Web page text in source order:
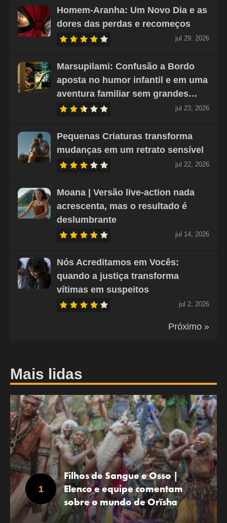
Homem-Aranha: Um Novo Dia e as
dores das perdas e recomeços
jul 29, 2026
Marsupilami: Confusão a Bordo
aposta no humor infantil e em uma
aventura familiar sem grandes…
jul 23, 2026
Pequenas Criaturas transforma
mudanças em um retrato sensível
jul 22, 2026
Moana | Versão live-action nada
acrescenta, mas o resultado é
deslumbrante
jul 14, 2026
Nós Acreditamos em Vocês:
quando a justiça transforma
vítimas em suspeitos
jul 2, 2026
Próximo »
Mais lidas
Filhos de Sangue e Osso |
Elenco e equipe comentam
sobre o mundo de Orïsha